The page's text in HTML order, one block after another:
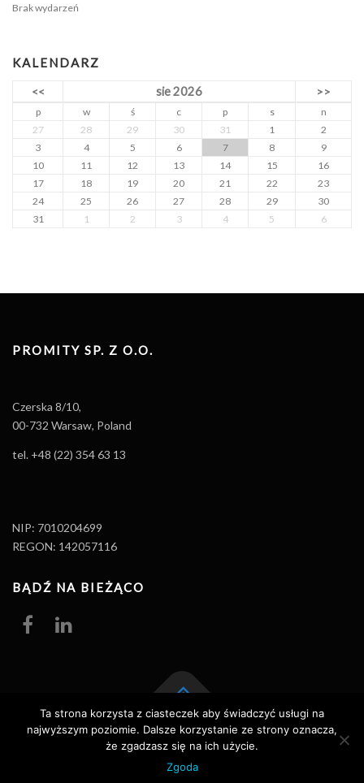
Brak wydarzeń
KALENDARZ
<< sie 2026 >>
p w ś c p s
n
27
28 29 30 31 1
2
3
4 5 6 7 8
9
10
11 12 13 14 15
16
17
18 19 20 21 22
23
24
25 26 27 28 29
30
31
1 2 3 4 5 6
PROMITY SP. Z O.O.
Czerska 8/10,
00-732 Warsaw, Poland
tel. +48 (22) 354 63 13
NIP: 7010204699
REGON: 142057116
BĄDŹ NA BIEŻĄCO
Prawa autorskie © 2026 Promity Edukacja– OnePress motyw wg
FameThemes
Ta strona korzysta z ciasteczek aby świadczyć usługi na
najwyższym poziomie. Dalsze korzystanie ze strony oznacza,
że zgadzasz się na ich użycie.
Zgoda